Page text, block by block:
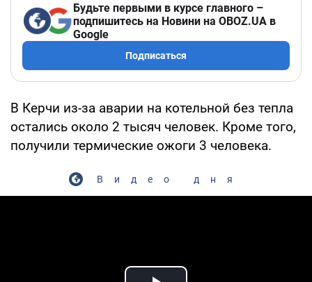
Будьте первыми в курсе главного –
подпишитесь на Новини на OBOZ.UA в
Google
Подписаться
В Керчи из-за аварии на котельной без тепла
остались около 2 тысяч человек. Кроме того,
получили термические ожоги 3 человека.
Видео дня